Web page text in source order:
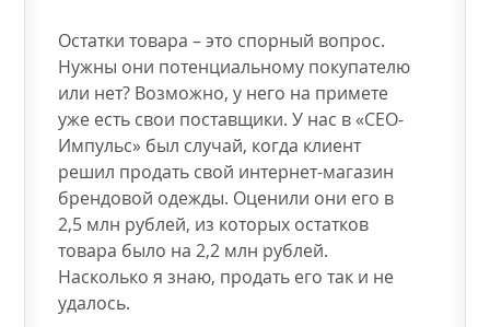
Остатки товара – это спорный вопрос.
Нужны они потенциальному покупателю
или нет? Возможно, у него на примете
уже есть свои поставщики. У нас в «СЕО-
Импульс» был случай, когда клиент
решил продать свой интернет-магазин
брендовой одежды. Оценили они его в
2,5 млн рублей, из которых остатков
товара было на 2,2 млн рублей.
Насколько я знаю, продать его так и не
удалось.